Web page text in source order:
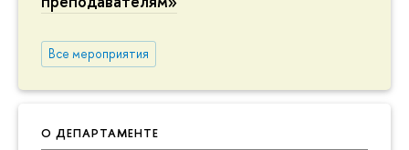
Все мероприятия
О ДЕПАРТАМЕНТЕ